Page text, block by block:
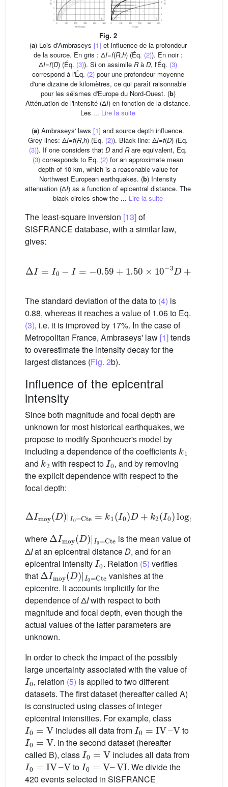
Fig. 2
(a) Lois d'Ambraseys [1] et influence de la profondeur
de la source. En gris : ΔI=f(R,h) (Éq. (2)). En noir :
ΔI=f(D) (Éq. (3)). Si on assimile Rà D, l'Éq. (3)
correspond à l'Éq. (2)pour une profondeur moyenne
d'une dizaine de kilomètres, ce qui paraît raisonnable
pour les séismes d'Europe du Nord-Ouest. (b)
Atténuation de l'intensité (ΔI) en fonction de la distance.
Les ... Lire la suite
(a) Ambraseys' laws [1] and source depth influence.
Grey lines: ΔI=f(R,h) (Eq. (2)). Black line: ΔI=f(D) (Eq.
(3)). If one considers that Dand Rare equivalent, Eq.
(3) corresponds to Eq. (2) for an approximate mean
depth of 10 km, which is a reasonable value for
Northwest European earthquakes. (b) Intensity
attenuation (ΔI) as a function of epicentral distance. The
black circles show the ... Lire la suite
The least-square inversion [13]of
SISFRANCE database, with a similar law,
gives:
I= −I= 0.59+1.50 ×10 −3D+1.69
The standard deviation of the data to (4) is
0.88, whereas it reaches a value of 1.06 to Eq.
(3), i.e. it is improved by 17%. In the case of
Metropolitan France, Ambraseys' law [1]tends
to overestimate the intensity decay for the
largest distances (Fig. 2b).
Influence of the epicentral
intensity
Since both magnitude and focal depth are
unknown for most historical earthquakes, we
propose to modify Sponheuer's model by
including a dependence of the coefficients
and
k2
with respect to
I0
, and by removing
the explicit dependence with respect to the
focal depth:
Δ moy(D) 0= Cte = k1( 0)D + k2 (I0 )log10
where
)
is the mean value of
ΔIat an epicentral distanceD, and for an
epicentral intensity
I0
. Relation (5) verifies
that
ΔImoy(D)|I0=Cte
vanishes at the
epicentre. It accounts implicitly for the
dependence of ΔIwith respect to both
magnitude and focal depth, even though the
actual values of the latter parameters are
unknown.
In order to check the impact of the possibly
large uncertainty associated with the value of
I0
, relation (5) is applied to two different
datasets. The first dataset (hereafter called A)
is constructed using classes of integer
epicentral intensities. For example, class
I0=V
includes all data from
I0=IV–V
to
I0 =V
. In the second dataset (hereafter
called B), class
I0=V
includes all data from
I0=IV –V
to
I0=V –VI
. We divide the
420 events selected in SISFRANCE